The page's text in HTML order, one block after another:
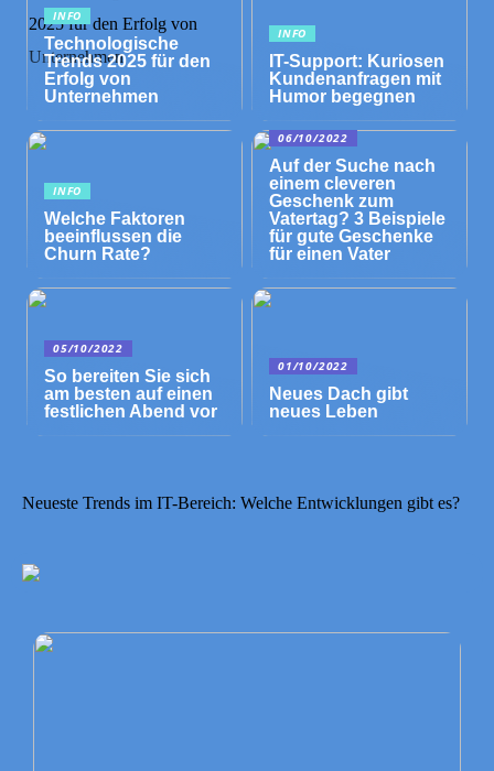
INFO
Technologische
Trends 2025 für den
Erfolg von
Unternehmen
INFO
IT-Support: Kuriosen
Kundenanfragen mit
Humor begegnen
INFO
Welche Faktoren
beeinflussen die
Churn Rate?
06/10/2022
Auf der Suche nach
einem cleveren
Geschenk zum
Vatertag? 3 Beispiele
für gute Geschenke
für einen Vater
05/10/2022
So bereiten Sie sich
am besten auf einen
festlichen Abend vor
01/10/2022
Neues Dach gibt
neues Leben
Neueste Trends im IT-Bereich: Welche Entwicklungen gibt es?